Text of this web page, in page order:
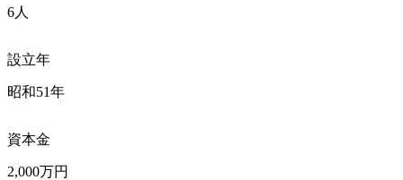
6人
設立年
昭和51年
資本金
2,000万円